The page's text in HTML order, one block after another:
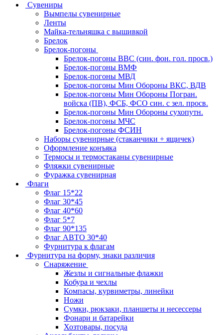
Сувениры
Вымпелы сувенирные
Ленты
Майка-тельняшка с вышивкой
Брелок
Брелок-погоны
Брелок-погоны ВВС (син. фон. гол. просв.)
Брелок-погоны ВМФ
Брелок-погоны МВД
Брелок-погоны Мин Обороны ВКС, ВДВ
Брелок-погоны Мин Обороны Погран.
войска (ПВ), ФСБ, ФСО син. с зел. просв.
Брелок-погоны Мин Обороны сухопутн.
Брелок-погоны МЧС
Брелок-погоны ФСИН
Наборы сувенирные (стаканчики + ящичек)
Оформление конъяка
Термосы и термостаканы сувенирные
Фляжки сувенирные
Фуражка сувенирная
Флаги
Флаг 15*22
Флаг 30*45
Флаг 40*60
Флаг 5*7
Флаг 90*135
Флаг АВТО 30*40
Фурнитура к флагам
Фурнитура на форму, знаки различия
Снаряжение
Жезлы и сигнальные флажки
Кобура и чехлы
Компасы, курвиметры, линейки
Ножи
Сумки, рюкзаки, планшеты и несессеры
Фонари и батарейки
Хозтовары, посуда